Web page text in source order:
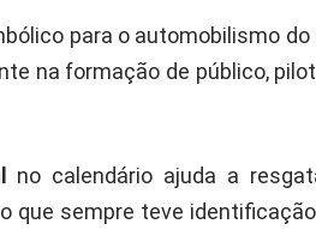
para o automobilismo do
na formação de público,
no calendário ajuda a
que sempre teve